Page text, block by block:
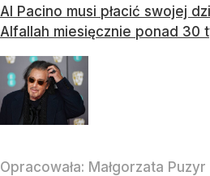
​​Al Pacino musi płacić swojej
Alfallah miesięcznie ponad 30
Opracowała: Małgorzata Puzyr